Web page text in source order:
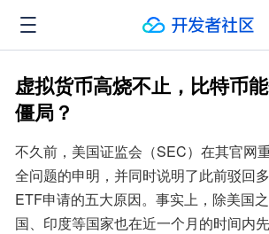
虚拟货币高烧不止，比特币
僵局？
不久前，美国证监会（SEC）在其官网
全问题的申明，并同时说明了此前驳回
ETF申请的五大原因。事实上，除美国
国、印度等国家也在近一个月的时间内